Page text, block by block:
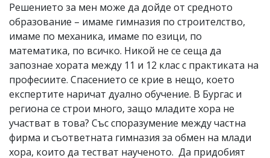
Решението за мен може да дойде от средното
образование – имаме гимназия по строителство,
имаме по механика, имаме по езици, по
математика, по всичко. Никой не се сеща да
запознае хората между 11 и 12 клас с практиката на
професиите. Спасението се крие в нещо, което
експертите наричат дуално обучение. В Бургас и
региона се строи много, защо младите хора не
участват в това? Със споразумение между частна
фирма и съответната гимназия за обмен на млади
хора, които да тестват наученото. Да придобият